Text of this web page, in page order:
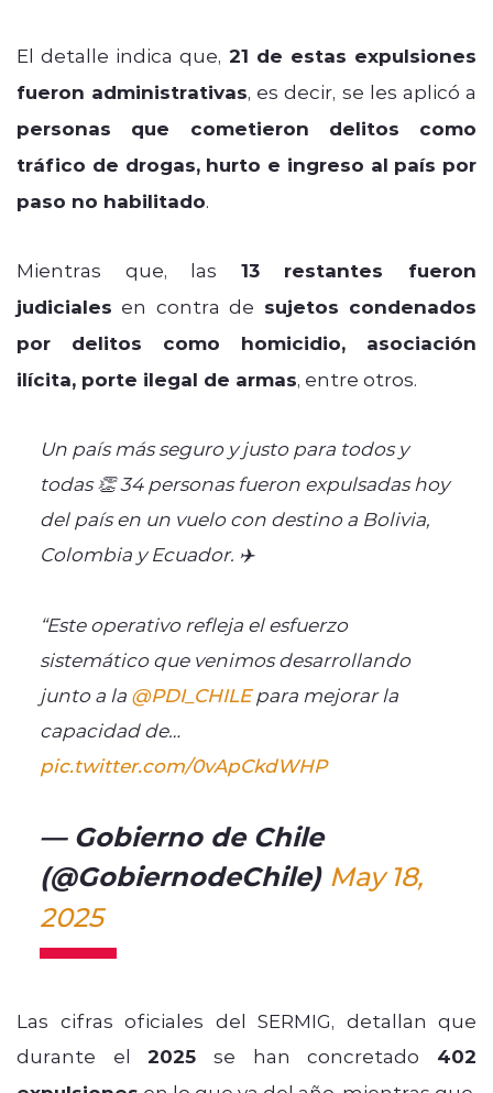
El detalle indica que, 21 de estas expulsiones
fueron administrativas, es decir, se les aplicó a
personas que cometieron delitos como
tráfico de drogas, hurto e ingreso al país por
paso no habilitado.
Mientras que, las 13 restantes fueron
judiciales en contra de sujetos condenados
por delitos como homicidio, asociación
ilícita, porte ilegal de armas, entre otros.
Un país más seguro y justo para todos y
todas 👏 34 personas fueron expulsadas hoy
del país en un vuelo con destino a Bolivia,
Colombia y Ecuador. ✈️
“Este operativo refleja el esfuerzo
sistemático que venimos desarrollando
junto a la @PDI_CHILEpara mejorar la
capacidad de…
pic.twitter.com/0vApCkdWHP
— Gobierno de Chile
(@GobiernodeChile) May 18,
2025
Las cifras oficiales del SERMIG, detallan que
durante el2025 se han concretado 402